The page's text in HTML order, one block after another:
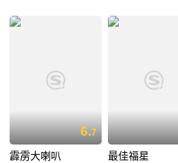
6.7
霹雳大喇叭 最佳福星